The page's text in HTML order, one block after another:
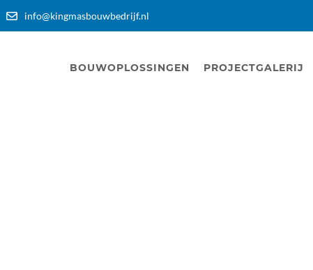
info@kingmasbouwbedrijf.nl
BOUWOPLOSSINGEN PROJECTGALERIJ